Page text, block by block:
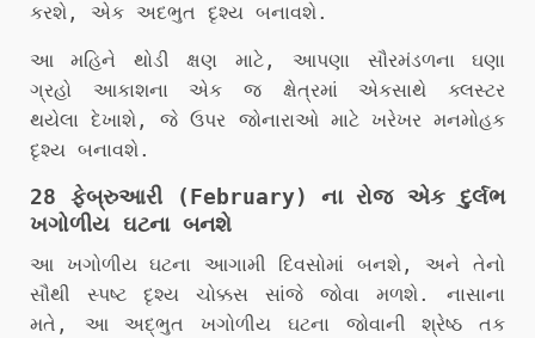
કરશે, એક અદભુત દૃશ્ય બનાવશે.
આ મહિને થોડી ક્ષણ માટે, આપણા સૌરમંડળના ઘણા
ગ્રહો આકાશના એક જ ક્ષેત્રમાં એકસાથે ક્લસ્ટર
થયેલા દેખાશે, જે ઉપર જોનારાઓ માટે ખરેખર મનમોહક
દૃશ્ય બનાવશે.
28 ફેબ્રુઆરી (February) ના રોજ એક દુર્લભ
ખગોળીય ઘટના બનશે
આ ખગોળીય ઘટના આગામી દિવસોમાં બનશે, અને તેનો
સૌથી સ્પષ્ટ દૃશ્ય ચોક્કસ સાંજે જોવા મળશે. નાસાના
મતે, આ અદ્ભુત ખગોળીય ઘટના જોવાની શ્રેષ્ઠ તક